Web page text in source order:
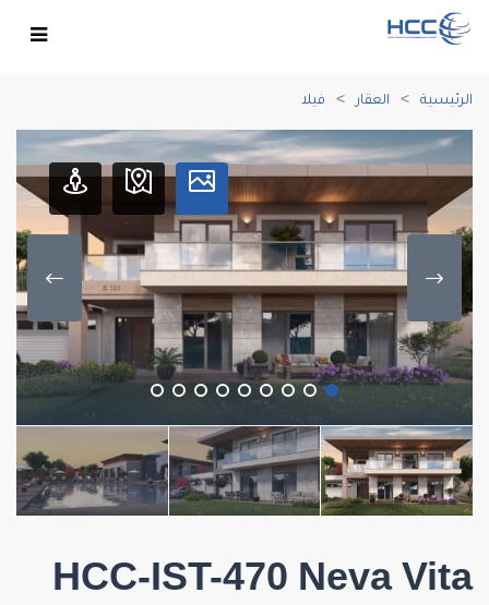
الرئيسية العقار فيلا
HCC-IST-470 Neva Vita